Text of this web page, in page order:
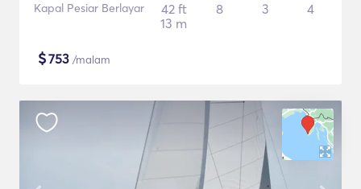
Kapal Pesiar Berlayar
42 ft
13 m
8 3 4
$753 /malam